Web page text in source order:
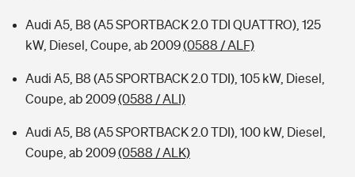
Audi A5, B8 (A5 SPORTBACK 2.0 TDI QUATTRO), 125
kW, Diesel, Coupe, ab 2009(0588 / ALF)
Audi A5, B8 (A5 SPORTBACK 2.0 TDI), 105 kW, Diesel,
Coupe, ab 2009(0588 / ALI)
Audi A5, B8 (A5 SPORTBACK 2.0 TDI), 100 kW, Diesel,
Coupe, ab 2009(0588 / ALK)